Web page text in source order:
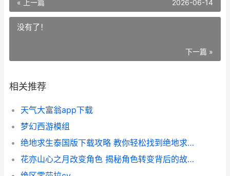
« 上一篇 2026-06-14
没有了！
下一篇 »
相关推荐
天气大富翁app下载
梦幻西游模组
绝地求生泰国版下载攻略 教你轻松找到绝地求生泰国版在哪下
花亦山心之月改变角色 揭秘角色转变背后的故事与影响